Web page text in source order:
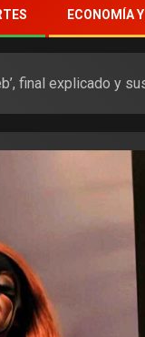
ECONOMÍA
final explicado y